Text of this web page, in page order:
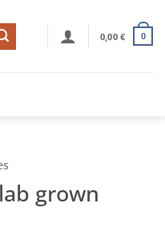
0,00€ 0
grown